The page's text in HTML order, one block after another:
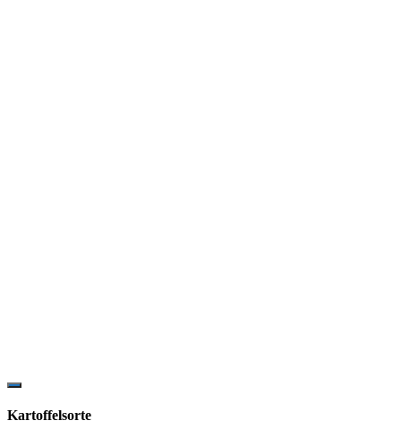
Show
Content
Kartoffelsorte